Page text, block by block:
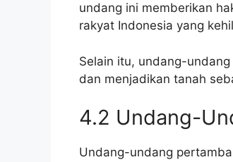
undang ini memberikan
rakyat Indonesia yang
Selain itu, undang-
dan menjadikan tanah
4.2 Undang-
Undang-undang